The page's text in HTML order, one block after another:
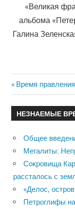
«Великая
альбома
Галина
по
записям
Previous
Post:
Время
НЕЗНАЕМЫЕ
Общее
Мегалиты:
Сокровища
рассталось с
«Делос,
Петроглифы